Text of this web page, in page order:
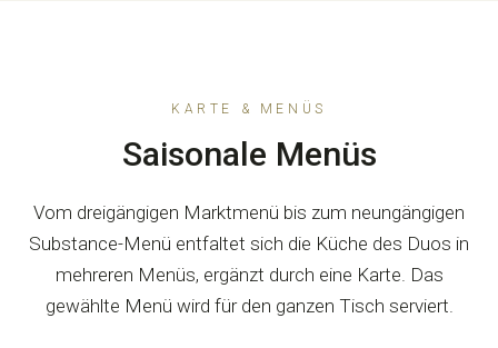
KARTE & MENÜS
Saisonale Menüs
Vom dreigängigen Marktmenü bis zum neungängigen
Substance-Menü entfaltet sich die Küche des Duos in
mehreren Menüs, ergänzt durch eine Karte. Das
gewählte Menü wird für den ganzen Tisch serviert.